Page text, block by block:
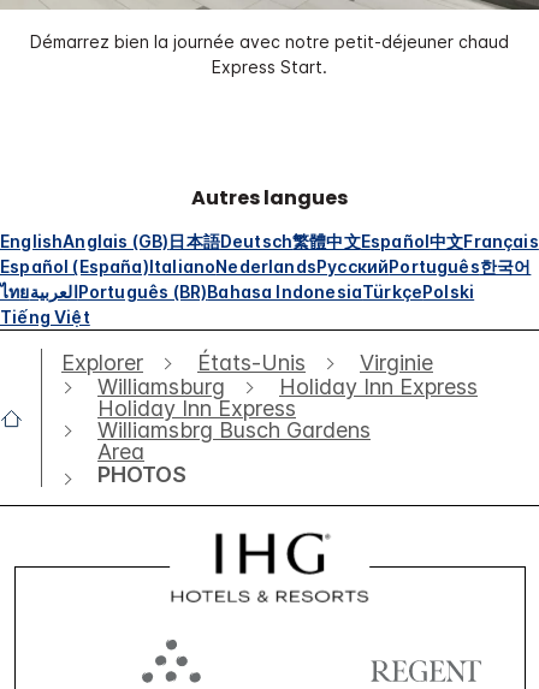
Démarrez bien la journée avec notre petit-déjeuner chaud
Express Start.
Autres langues
EnglishAnglais (GB)日本語Deutsch繁體中文Español中文Français
Español (España)ItalianoNederlandsРусскийPortuguês한국어
ไทยالعربيةPortuguês (BR)Bahasa IndonesiaTürkçePolski
Tiếng Việt
Explorer États-Unis
Virginie
Williamsburg
Holiday Inn Express
Holiday Inn Express
Williamsbrg Busch Gardens
Area
PHOTOS